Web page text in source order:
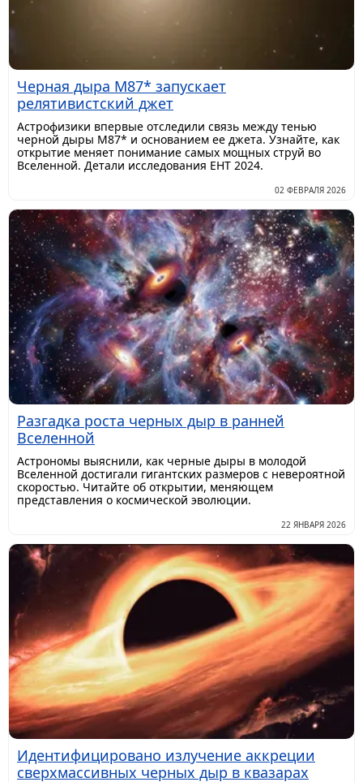
Черная дыра M87* запускает
релятивистский джет
Астрофизики впервые отследили связь между тенью
черной дыры M87* и основанием ее джета. Узнайте, как
открытие меняет понимание самых мощных струй во
Вселенной. Детали исследования EHT 2024.
02 ФЕВРАЛЯ 2026
Разгадка роста черных дыр в ранней
Вселенной
Астрономы выяснили, как черные дыры в молодой
Вселенной достигали гигантских размеров с невероятной
скоростью. Читайте об открытии, меняющем
представления о космической эволюции.
22 ЯНВАРЯ 2026
Идентифицировано излучение аккреции
сверхмассивных черных дыр в квазарах